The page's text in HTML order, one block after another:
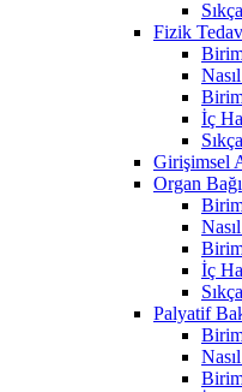
Fizik
Birim
İç
Girişimsel
Organ
Birim
İç
Palyatif
Birim